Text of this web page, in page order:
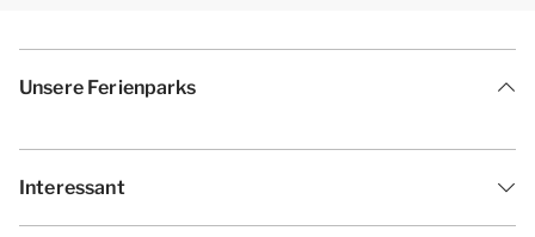
Unsere Ferienparks
Interessant